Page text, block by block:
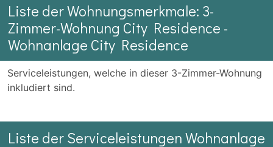
Liste der Wohnungsmerkmale: 3-
Zimmer-Wohnung City Residence -
Wohnanlage City Residence
Serviceleistungen, welche in dieser 3-Zimmer-Wohnung
inkludiert sind.
Liste der Serviceleistungen Wohnanlage